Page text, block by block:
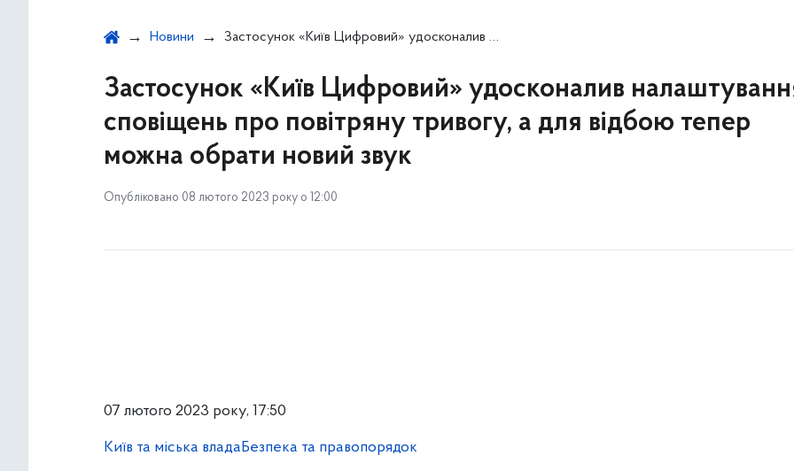
Новини Застосунок «Київ Цифровий» удосконалив налаштування сповіщень про повітряну тривогу, а для відбою тепер можна обрати новий звук
Застосунок «Київ Цифровий» удосконалив
сповіщень про повітряну тривогу, а для відбою тепер
можна обрати новий звук
Опубліковано 08 лютого 2023 року о 12:00
07 лютого 2023 року, 17:50
Київ та міська владаБезпека та правопорядок